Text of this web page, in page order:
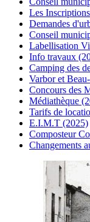
Les
Demandes
Conseil
Labellisation
Info travaux
Camping des
Varbor et
Concours des
Médiathèque
Tarifs de
E.I.M.T (2025)
Composteur
Changements